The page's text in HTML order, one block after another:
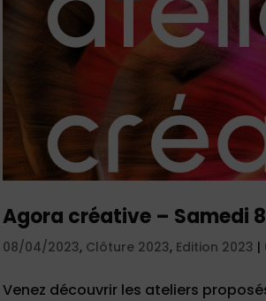
Agora créative – Samedi
08/04/2023, Clôture 2023, Edition 2023 |
Venez découvrir les ateliers